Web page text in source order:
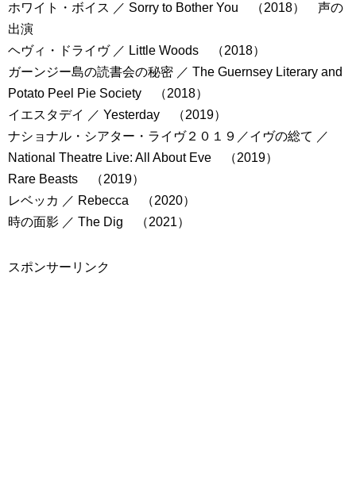
ホワイト・ボイス ／ Sorry to Bother You （2018） 声の
出演
ヘヴィ・ドライヴ ／ Little Woods （2018）
ガーンジー島の読書会の秘密 ／ The Guernsey Literary and
Potato Peel Pie Society （2018）
イエスタデイ ／ Yesterday （2019）
ナショナル・シアター・ライヴ２０１９／イヴの総て ／
National Theatre Live: All About Eve （2019）
Rare Beasts （2019）
レベッカ ／ Rebecca （2020）
時の面影 ／ The Dig （2021）
スポンサーリンク